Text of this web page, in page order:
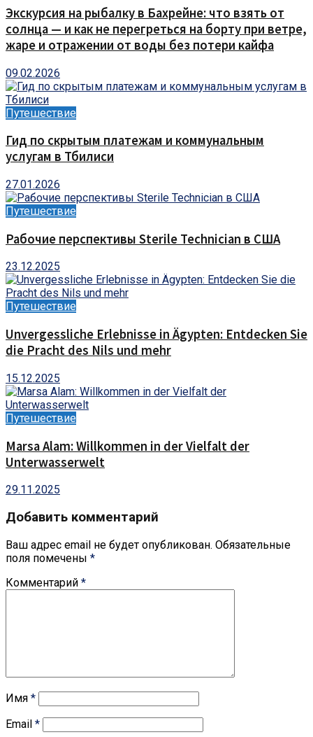
Экскурсия на рыбалку в Бахрейне: что взять от
солнца — и как не перегреться на борту при ветре,
жаре и отражении от воды без потери кайфа
09.02.2026
Путешествие
Гид по скрытым платежам и коммунальным
услугам в Тбилиси
27.01.2026
Путешествие
Рабочие перспективы Sterile Technician в США
23.12.2025
Путешествие
Unvergessliche Erlebnisse in Ägypten: Entdecken Sie
die Pracht des Nils und mehr
15.12.2025
Путешествие
Marsa Alam: Willkommen in der Vielfalt der
Unterwasserwelt
29.11.2025
Добавить комментарий
Ваш адрес email не будет опубликован. Обязательные
поля помечены *
Комментарий *
Имя *
Email *